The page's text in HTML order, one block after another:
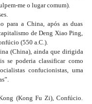
me o lugar comum).
para a China, após as duas
de Deng Xiao Ping,
(550 a.C.).
(China), ainda que dirigida
se poderia classificar como
confucionistas, uma
(Kong Fu Zi), Confúcio.